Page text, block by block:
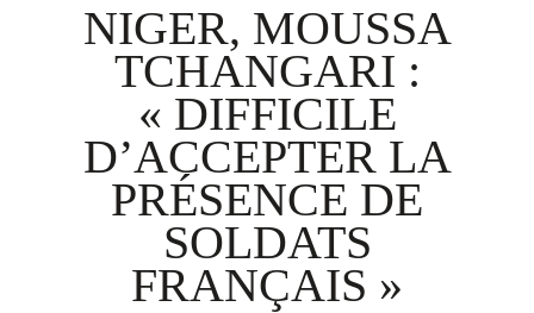
NIGER, MOUSSA
TCHANGARI :
« DIFFICILE
D’ACCEPTER LA
PRÉSENCE DE
SOLDATS
FRANÇAIS »